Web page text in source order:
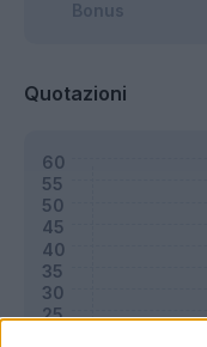
Quotazioni